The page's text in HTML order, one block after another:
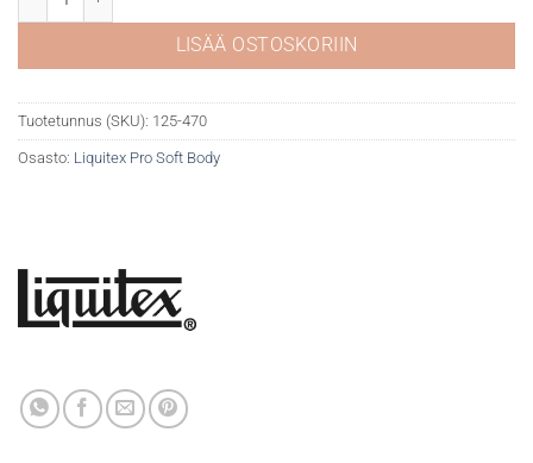
LISÄÄ OSTOSKORIIN
Tuotetunnus (SKU): 125-470
Osasto: Liquitex Pro Soft Body